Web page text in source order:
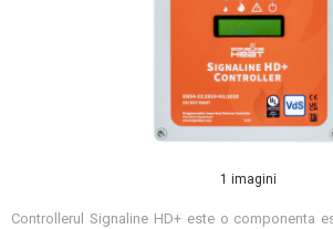
1 imagini
Controllerul Signaline HD+ este o componenta